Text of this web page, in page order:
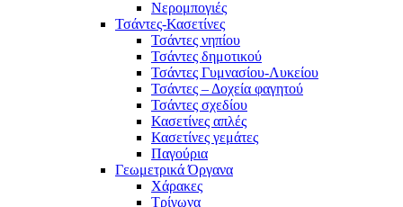
Νερομπογιές
Τσάντες-Κασετίνες
Τσάντες νηπίου
Τσάντες δημοτικού
Τσάντες Γυμνασίου-Λυκείου
Τσάντες – Δοχεία φαγητού
Τσάντες σχεδίου
Κασετίνες απλές
Κασετίνες γεμάτες
Παγούρια
Γεωμετρικά Όργανα
Χάρακες
Τρίγωνα